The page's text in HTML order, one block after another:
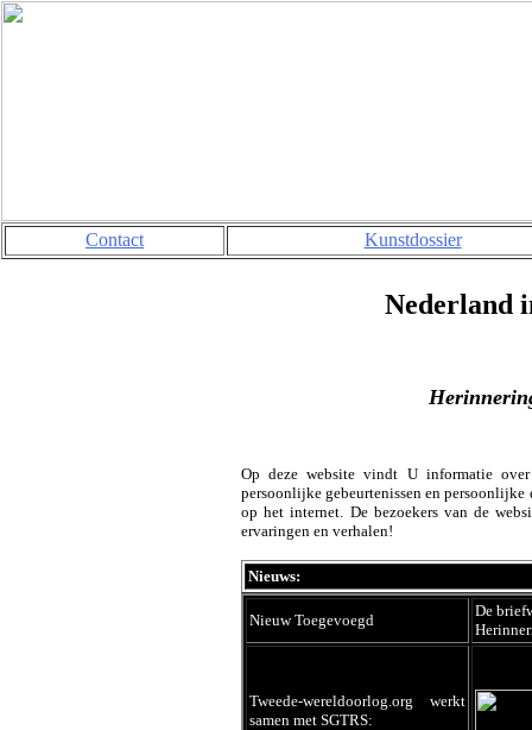
Nederland
Op deze website vindt U informatie
persoonlijke gebeurtenissen en persoonlijke
op het internet. De bezoekers van de
ervaringen en verhalen!
Nieuws:
Nieuw Toegevoegd
De
Tweede-wereldoorlog.org werkt
samen met SGTRS:
Contact Kunstdossier